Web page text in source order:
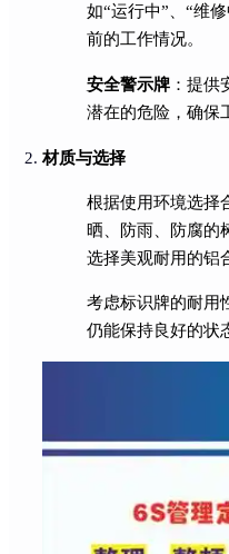
如“运行中”、“维
前的工作情况。
安全警示牌 ：提
潜在的危险，确保
材质与选择
根据使用环境选择
晒、防雨、防腐的
选择美观耐用的铝
考虑标识牌的耐用
仍能保持良好的状